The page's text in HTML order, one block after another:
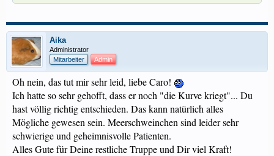
Aika
Administrator
Mitarbeiter
Admin
Oh nein, das tut mir sehr leid, liebe Caro!
Ich hatte so sehr gehofft, dass er noch "die Kurve kriegt"... Du
hast völlig richtig entschieden. Das kann natürlich alles
Mögliche gewesen sein. Meerschweinchen sind leider sehr
schwierige und geheimnisvolle Patienten.
Alles Gute für Deine restliche Truppe und Dir viel Kraft!